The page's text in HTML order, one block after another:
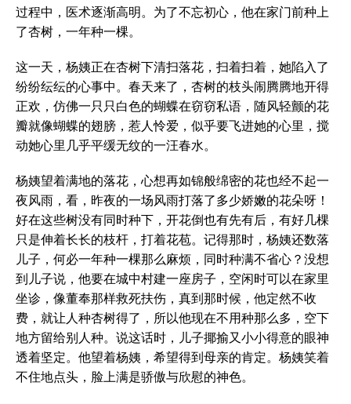
过程中，医术逐渐高明。为了不忘初心，他在家门前种上
了杏树，一年种一棵。
这一天，杨姨正在杏树下清扫落花，扫着扫着，她陷入了
纷纷纭纭的心事中。春天来了，杏树的枝头闹腾腾地开得
正欢，仿佛一只只白色的蝴蝶在窃窃私语，随风轻颤的花
瓣就像蝴蝶的翅膀，惹人怜爱，似乎要飞进她的心里，搅
动她心里几乎平缓无纹的一汪春水。
杨姨望着满地的落花，心想再如锦般绵密的花也经不起一
夜风雨，看，昨夜的一场风雨打落了多少娇嫩的花朵呀！
好在这些树没有同时种下，开花倒也有先有后，有好几棵
只是伸着长长的枝杆，打着花苞。记得那时，杨姨还数落
儿子，何必一年种一棵那么麻烦，同时种满不省心？没想
到儿子说，他要在城中村建一座房子，空闲时可以在家里
坐诊，像董奉那样救死扶伤，真到那时候，他定然不收
费，就让人种杏树得了，所以他现在不用种那么多，空下
地方留给别人种。说这话时，儿子揶揄又小小得意的眼神
透着坚定。他望着杨姨，希望得到母亲的肯定。杨姨笑着
不住地点头，脸上满是骄傲与欣慰的神色。